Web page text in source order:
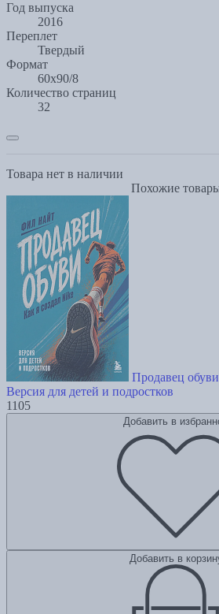
Год выпуска
2016
Переплет
Твердый
Формат
60x90/8
Количество страниц
32
Товара нет в наличии
Похожие
Продавец
Версия для детей и подростков
1105
Добавить в
Добавить в